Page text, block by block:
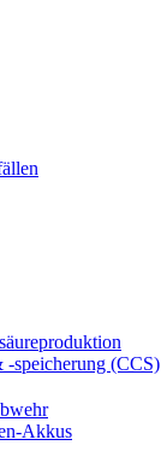
speicherung (CCS)
Akkus